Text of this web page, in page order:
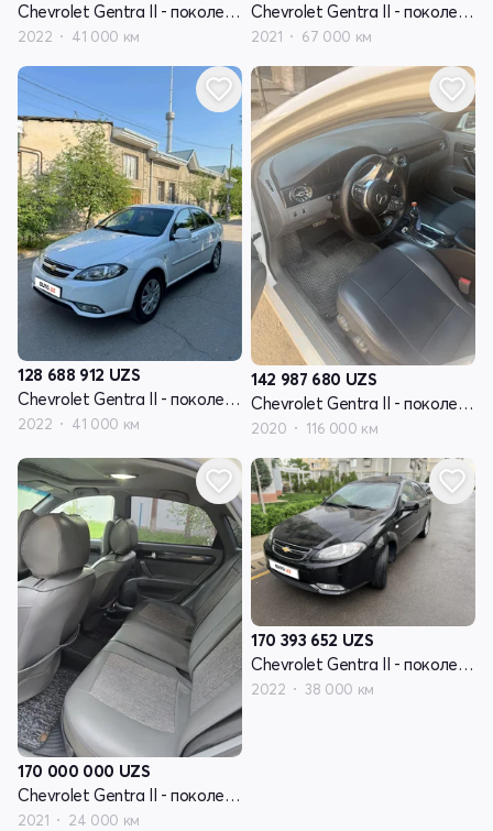
Chevrolet Gentra II - поколение
2022 41 000 км
Chevrolet Gentra II - поколение
2021 67 000 км
128 688 912 UZS
Chevrolet Gentra II - поколение
2022 41 000 км
142 987 680 UZS
Chevrolet Gentra II - поколение
2020 116 000 км
170 000 000 UZS
Chevrolet Gentra II - поколение
2021 24 000 км
170 393 652 UZS
Chevrolet Gentra II - поколение
2022 38 000 км